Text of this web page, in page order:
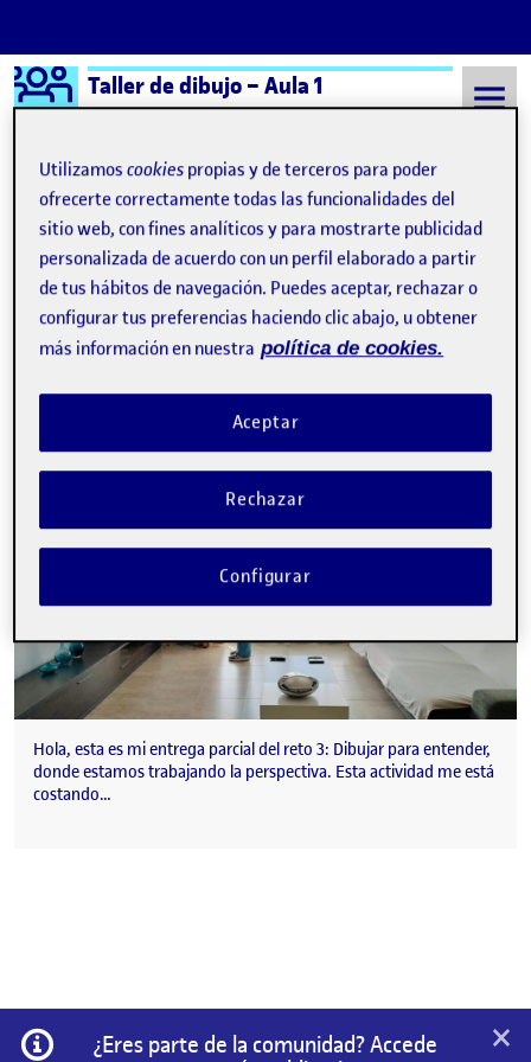
Saltar al contenido
Logo Ágora
Taller de dibujo – Aula 1
Semestre 20242 - Aula 1 19 Abril, 2025
19 Abril, 2025
Publicado por
Arnau Ferrando Gilabert
Fecha de publicación19 abril, 2025 2:05 pm
-1 comentario
Hola, esta es mi entrega parcial del reto 3: Dibujar para entender,
donde estamos trabajando la perspectiva. Esta actividad me está
costando…
Información
¿Eres parte de la comunidad? Accede
×
Utilizamoscookies propias y de terceros para poder
ofrecerte correctamente todas las funcionalidades del
sitio web, con fines analíticos y para mostrarte publicidad
personalizada de acuerdo con un perfil elaborado a partir
de tus hábitos de navegación. Puedes aceptar, rechazar o
configurar tus preferencias haciendo clic abajo, u obtener
más información en nuestra política de cookies.
Rechazar
Aceptar
Configurar